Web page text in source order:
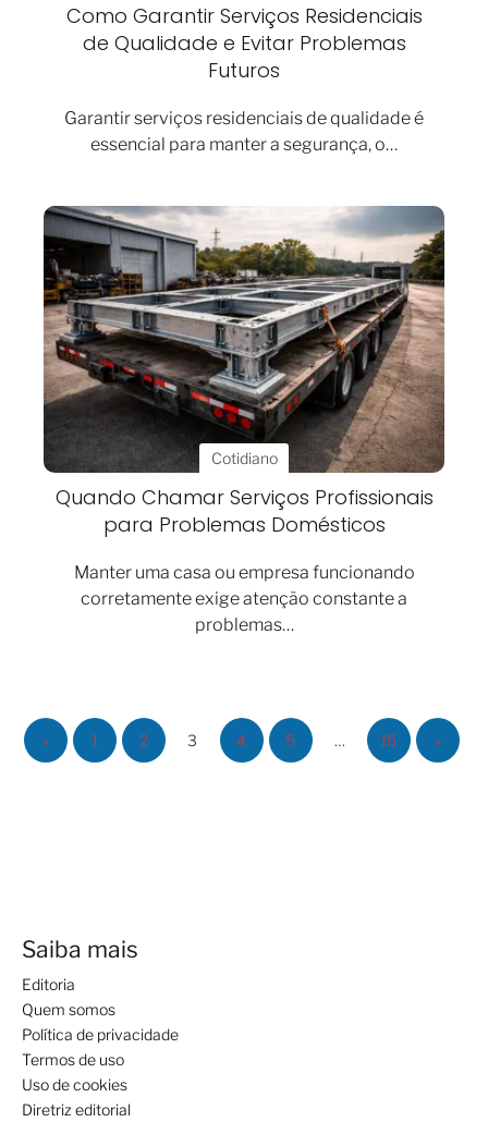
Como Garantir Serviços Residenciais
de Qualidade e Evitar Problemas
Futuros
Garantir serviços residenciais de qualidade é
essencial para manter a segurança, o…
Cotidiano
Quando Chamar Serviços Profissionais
para Problemas Domésticos
Manter uma casa ou empresa funcionando
corretamente exige atenção constante a
problemas…
« 1 2 3 4 5 … 15 »
Saiba mais
Editoria
Quem somos
Política de privacidade
Termos de uso
Uso de cookies
Diretriz editorial